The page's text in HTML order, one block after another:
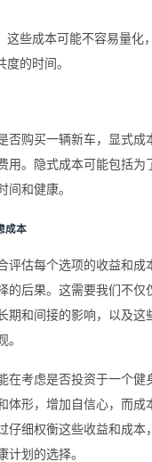
这些成本可能不容易量化
的时间。
否购买一辆新车，显式成
用。隐式成本可能包括为
间和健康。
成本
评估每个选项的收益和成
的后果。这需要我们不仅
期和间接的影响，以及这
在考虑是否投资于一个健
体形，增加自信心，而成
仔细权衡这些收益和成本
计划的选择。